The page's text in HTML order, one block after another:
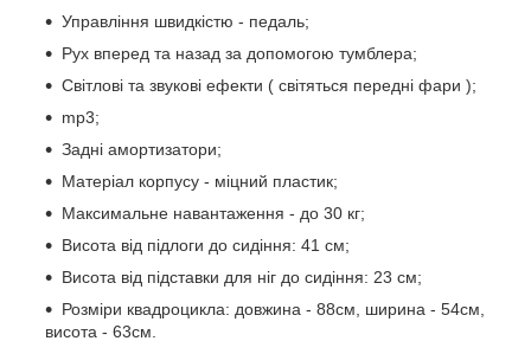
Управління швидкістю - педаль;
Рух вперед та назад за допомогою тумблера;
Світлові та звукові ефекти ( світяться передні фари );
mp3;
Задні амортизатори;
Матеріал корпусу - міцний пластик;
Максимальне навантаження - до 30 кг;
Висота від підлоги до сидіння: 41 см;
Висота від підставки для ніг до сидіння: 23 см;
Розміри квадроцикла: довжина - 88см, ширина - 54см,
висота - 63см.